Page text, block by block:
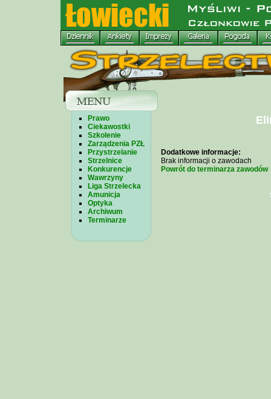
Prawo
Ciekawostki
Szkolenie
Zarządzenia PZŁ
Przystrzelanie
Strzelnice
Konkurencje
Wawrzyny
Liga Strzelecka
Amunicja
Optyka
Archiwum
Terminarze
Dodatkowe informacje:
Brak informacji o zawodach
Powrót do terminarza zawodów